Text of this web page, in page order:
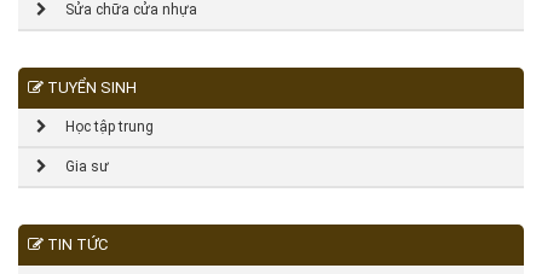
Sửa chữa cửa nhựa
TUYỂN SINH
Học tập trung
Gia sư
TIN TỨC